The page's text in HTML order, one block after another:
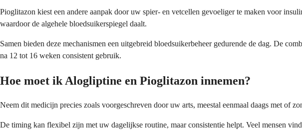
Pioglitazon kiest een andere aanpak door uw spier- en vetcellen gevoeliger te maken voor
waardoor de algehele bloedsuikerspiegel daalt.
Samen bieden deze mechanismen een uitgebreid bloedsuikerbeheer gedurende de dag. De
na 12 tot 16 weken consistent gebruik.
Hoe moet ik Alogliptine en Pioglitazon innemen?
Neem dit medicijn precies zoals voorgeschreven door uw arts, meestal eenmaal daags met of
De timing kan flexibel zijn met uw dagelijkse routine, maar consistentie helpt. Veel mensen